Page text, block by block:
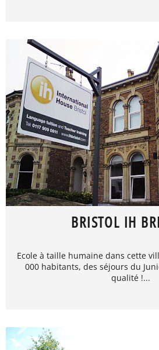
BRISTOL IH
Ecole à taille humaine dans cette
000 habitants, des séjours du
qualité !...